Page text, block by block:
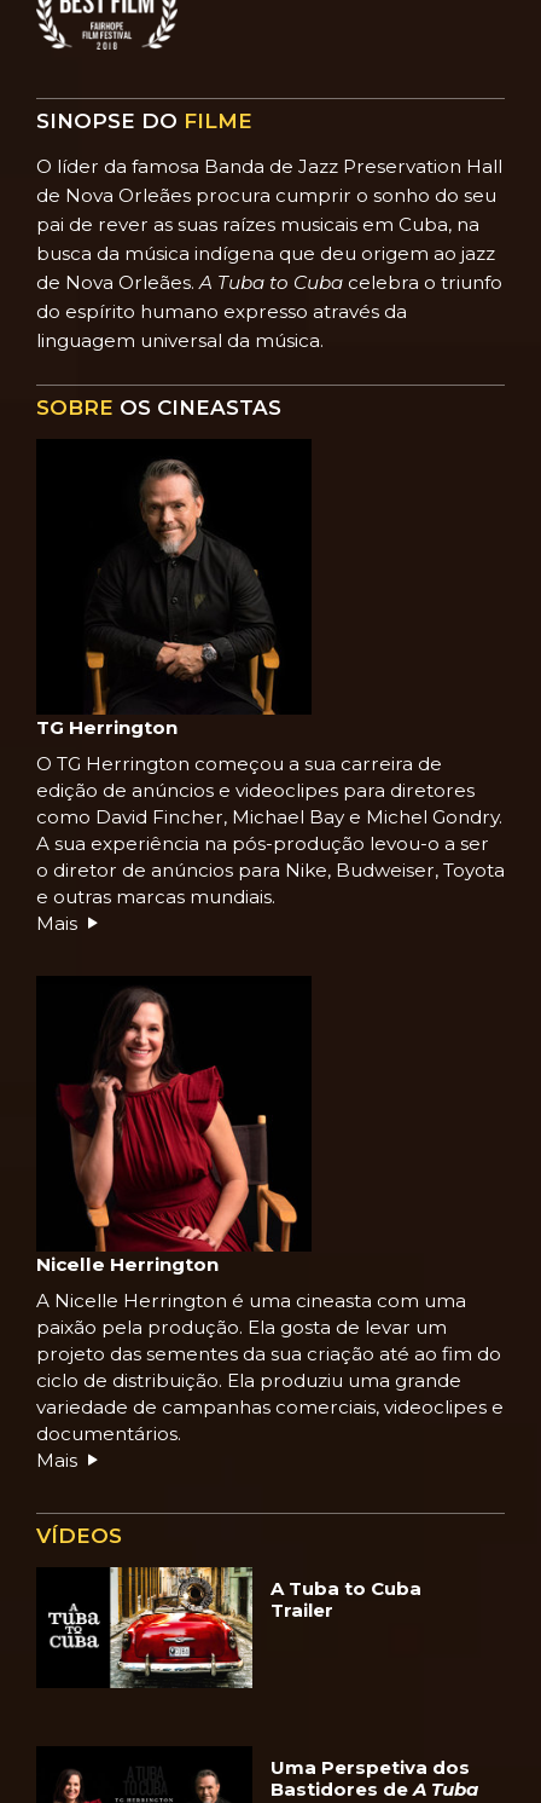
SINOPSE DO FILME
O líder da famosa Banda de Jazz Preservation Hall
de Nova Orleães procura cumprir o sonho do seu
pai de rever as suas raízes musicais em Cuba, na
busca da música indígena que deu origem ao jazz
de Nova Orleães. A Tuba to Cuba celebra o triunfo
do espírito humano expresso através da
linguagem universal da música.
SOBRE OS CINEASTAS
TG Herrington
O TG Herrington começou a sua carreira de
edição de anúncios e videoclipes para diretores
como David Fincher, Michael Bay e Michel Gondry.
A sua experiência na pós-produção levou-o a ser
o diretor de anúncios para Nike, Budweiser, Toyota
e outras marcas mundiais.
Mais
Nicelle Herrington
A Nicelle Herrington é uma cineasta com uma
paixão pela produção. Ela gosta de levar um
projeto das sementes da sua criação até ao fim do
ciclo de distribuição. Ela produziu uma grande
variedade de campanhas comerciais, videoclipes e
documentários.
Mais
VÍDEOS
A Tuba to Cuba
Trailer
Uma Perspetiva dos
Bastidores deA Tuba